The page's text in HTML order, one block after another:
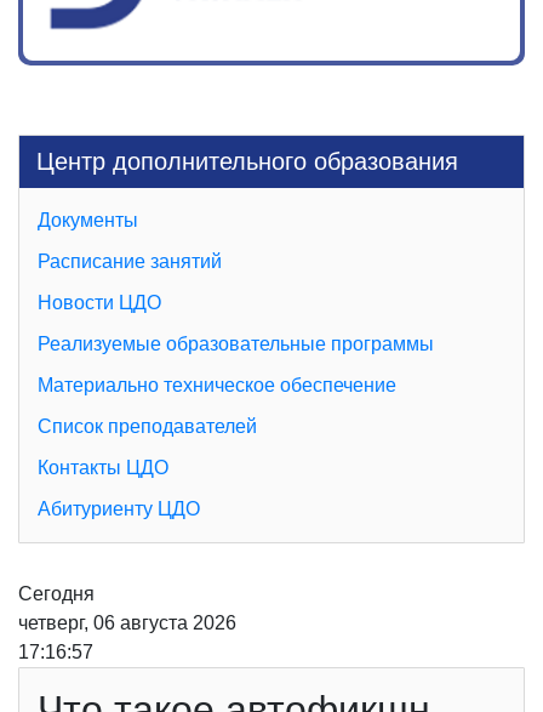
Центр дополнительного образования
Документы
Расписание занятий
Новости ЦДО
Реализуемые образовательные программы
Материально техническое обеспечение
Список преподавателей
Контакты ЦДО
Абитуриенту ЦДО
Сегодня
четверг, 06 августа 2026
17:16:57